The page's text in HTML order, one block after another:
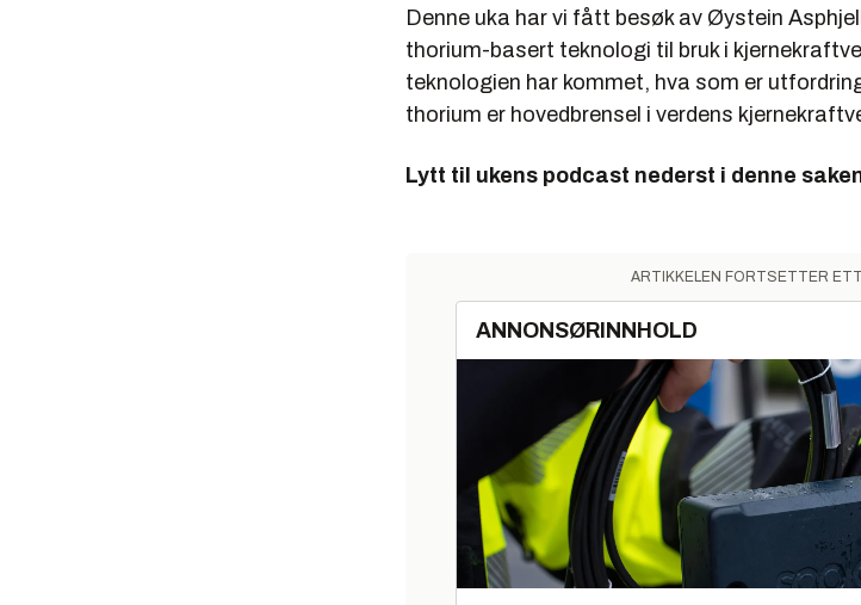
Denne uka har vi fått besøk av Øystein
thorium-basert teknologi til bruk i
teknologien har kommet, hva som er
thorium er hovedbrensel i verdens
Lytt til ukens podcast nederst i denne
ARTIKKELEN FORTSETTER
ANNONSØRINNHOLD